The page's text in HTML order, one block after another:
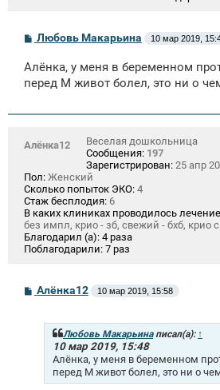
С
о
б
щ
и
Любовь Макарьина 10 мар 2019,
Алёнка, у меня в беременном
перед М живот болел, это ни о
Алёнка12
Веселая дошкольница
Сообщения: 197
Зарегистрирован: 25 апр
Пол: Женский
Сколько попыток ЭКО: 4
Стаж бесплодия: 6
В каких клиниках проводилось
без импл, крио - зб, свежий - бхб, крио с
Благодарил (а): 4 раза
Поблагодарили: 7 раз
С
о
Алёнка12 10 мар 2019, 15:58
Любовь Макарьинаписал(а): ↑
10 мар 2019, 15:48
Алёнка, у меня в беременном
перед М живот болел, это ни о